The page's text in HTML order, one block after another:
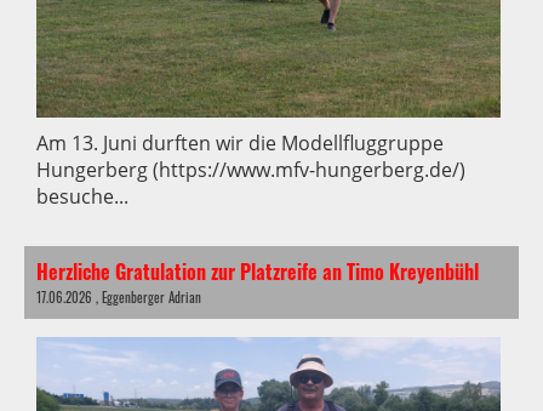
Am 13. Juni durften wir die Modellfluggruppe
Hungerberg (https://www.mfv-hungerberg.de/)
besuche...
Herzliche Gratulation zur Platzreife an Timo Kreyenbühl
17.06.2026 , Eggenberger Adrian